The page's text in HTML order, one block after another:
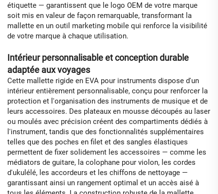
étiquette — garantissent que le logo OEM de votre marque
soit mis en valeur de façon remarquable, transformant la
mallette en un outil marketing mobile qui renforce la visibilité
de votre marque à chaque utilisation.
Intérieur personnalisable et conception durable
adaptée aux voyages
Cette mallette rigide en EVA pour instruments dispose d'un
intérieur entièrement personnalisable, conçu pour renforcer la
protection et l'organisation des instruments de musique et de
leurs accessoires. Des plateaux en mousse découpés au laser
ou moulés avec précision créent des compartiments dédiés à
l'instrument, tandis que des fonctionnalités supplémentaires
telles que des poches en filet et des sangles élastiques
permettent de fixer solidement les accessoires — comme les
médiators de guitare, la colophane pour violon, les cordes
d'ukulélé, les accordeurs et les chiffons de nettoyage —
garantissant ainsi un rangement optimal et un accès aisé à